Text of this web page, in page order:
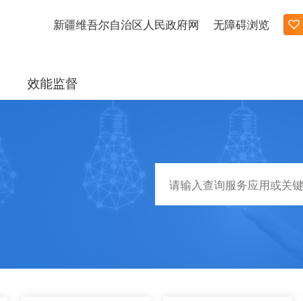
新疆维吾尔自治区人民政府网 无障碍浏览
效能监督